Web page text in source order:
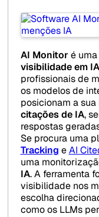
AI Monitor é
visibilidade em IA
profissionais de
os modelos de
posicionam a
citações de IA,
respostas
Se procura uma
Tracking eAI
uma
IA. A ferramenta
visibilidade nos
escolha
como os LLMs